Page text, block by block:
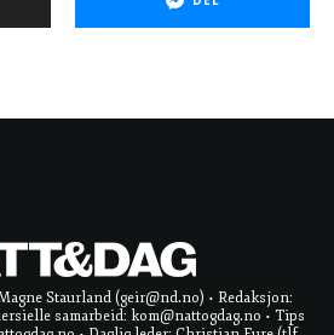
Staurland (geir@nd.no) • Redaksjon:
samarbeid: kom@nattogdag.no • Tips